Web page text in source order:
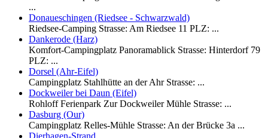
...
Donaueschingen (Riedsee - Schwarzwald)
Riedsee-Camping Strasse: Am Riedsee 11 PLZ: ...
Dankerode (Harz)
Komfort-Campingplatz Panoramablick Strasse: Hinterdorf 79
PLZ: ...
Dorsel (Ahr-Eifel)
Campingplatz Stahlhütte an der Ahr Strasse: ...
Dockweiler bei Daun (Eifel)
Rohloff Ferienpark Zur Dockweiler Mühle Strasse: ...
Dasburg (Our)
Campingplatz Relles-Mühle Strasse: An der Brücke 3a ...
Dierhagen-Strand